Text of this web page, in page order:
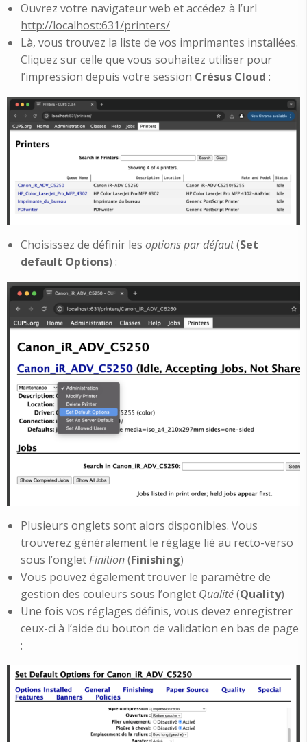
Ouvrez votre navigateur web et accédez à l’url
http://localhost:631/printers/
Là, vous trouvez la liste de vos imprimantes installées.
Cliquez sur celle que vous souhaitez utiliser pour
l’impression depuis votre session Crésus Cloud :
Choisissez de définir les options par défaut(Set
default Options) :
Plusieurs onglets sont alors disponibles. Vous
trouverez généralement le réglage lié au recto-verso
sous l’ongletFinition(Finishing)
Vous pouvez également trouver le paramètre de
gestion des couleurs sous l’onglet Qualité(Quality)
Une fois vos réglages définis, vous devez enregistrer
ceux-ci à l’aide du bouton de validation en bas de page
: